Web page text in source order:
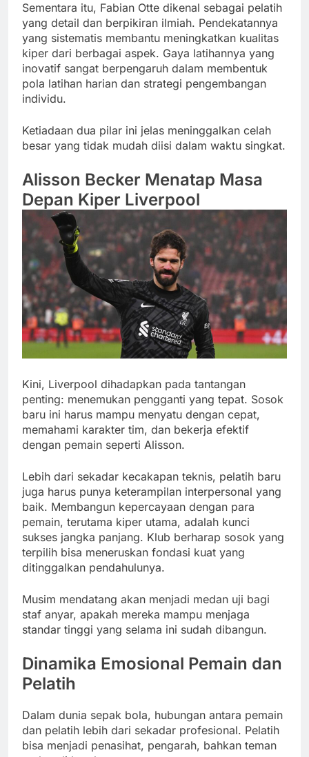
Sementara itu, Fabian Otte dikenal sebagai pelatih
yang detail dan berpikiran ilmiah. Pendekatannya
yang sistematis membantu meningkatkan kualitas
kiper dari berbagai aspek. Gaya latihannya yang
inovatif sangat berpengaruh dalam membentuk
pola latihan harian dan strategi pengembangan
individu.
Ketiadaan dua pilar ini jelas meninggalkan celah
besar yang tidak mudah diisi dalam waktu singkat.
Alisson Becker Menatap Masa
Depan Kiper Liverpool
Kini, Liverpool dihadapkan pada tantangan
penting: menemukan pengganti yang tepat. Sosok
baru ini harus mampu menyatu dengan cepat,
memahami karakter tim, dan bekerja efektif
dengan pemain seperti Alisson.
Lebih dari sekadar kecakapan teknis, pelatih baru
juga harus punya keterampilan interpersonal yang
baik. Membangun kepercayaan dengan para
pemain, terutama kiper utama, adalah kunci
sukses jangka panjang. Klub berharap sosok yang
terpilih bisa meneruskan fondasi kuat yang
ditinggalkan pendahulunya.
Musim mendatang akan menjadi medan uji bagi
staf anyar, apakah mereka mampu menjaga
standar tinggi yang selama ini sudah dibangun.
Dinamika Emosional Pemain dan
Pelatih
Dalam dunia sepak bola, hubungan antara pemain
dan pelatih lebih dari sekadar profesional. Pelatih
bisa menjadi penasihat, pengarah, bahkan teman